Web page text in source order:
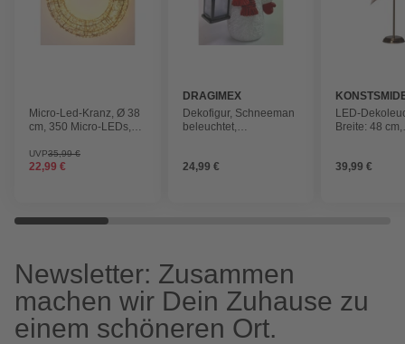
Micro-Led-Kranz, Ø 38
cm, 350 Micro-LEDs,
m Zuleitung, Timer
UVP35,99 €
22,99 €
DRAGIMEX
Dekofigur, Schneeman
beleuchtet,
24,99 €
LED-
Breite: 48 cm,
39,99 €
Newsletter: Zusammen
machen wir Dein Zuhause zu
einem schöneren Ort.